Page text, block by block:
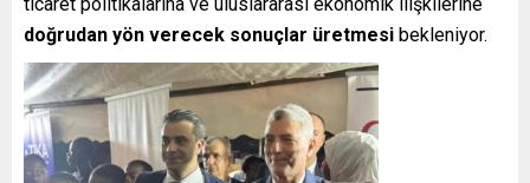
doğrudan yön verecek sonuçlar üretmesi bekleniyor.